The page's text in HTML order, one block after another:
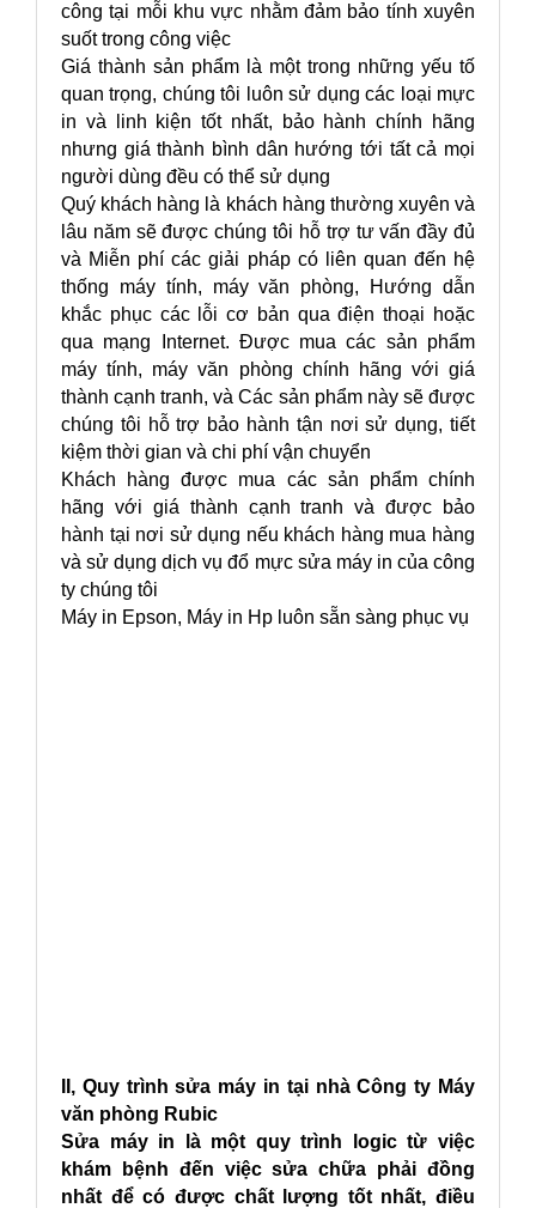
công tại mỗi khu vực nhằm đảm bảo tính xuyên
suốt trong công việc
Giá thành sản phẩm là một trong những yếu tố
quan trọng, chúng tôi luôn sử dụng các loại mực
in và linh kiện tốt nhất, bảo hành chính hãng
nhưng giá thành bình dân hướng tới tất cả mọi
người dùng đều có thể sử dụng
Quý khách hàng là khách hàng thường xuyên và
lâu năm sẽ được chúng tôi hỗ trợ tư vấn đầy đủ
và Miễn phí các giải pháp có liên quan đến hệ
thống máy tính, máy văn phòng, Hướng dẫn
khắc phục các lỗi cơ bản qua điện thoại hoặc
qua mạng Internet. Được mua các sản phẩm
máy tính, máy văn phòng chính hãng với giá
thành cạnh tranh, và Các sản phẩm này sẽ được
chúng tôi hỗ trợ bảo hành tận nơi sử dụng, tiết
kiệm thời gian và chi phí vận chuyển
Khách hàng được mua các sản phẩm chính
hãng với giá thành cạnh tranh và được bảo
hành tại nơi sử dụng nếu khách hàng mua hàng
và sử dụng dịch vụ đổ mực sửa máy in của công
ty chúng tôi
Máy in Epson, Máy in Hp luôn sẵn sàng phục vụ
II, Quy trình sửa máy in tại nhà Công ty Máy
văn phòng Rubic
Sửa máy in là một quy trình logic từ việc
khám bệnh đến việc sửa chữa phải đồng
nhất để có được chất lượng tốt nhất, điều